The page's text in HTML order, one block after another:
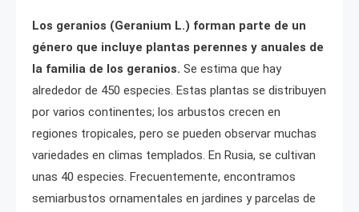
Los geranios (Geranium L.) forman parte de un
género que incluye plantas perennes y anuales de
la familia de los geranios. Se estima que hay
alrededor de 450 especies. Estas plantas se distribuyen
por varios continentes; los arbustos crecen en
regiones tropicales, pero se pueden observar muchas
variedades en climas templados. En Rusia, se cultivan
unas 40 especies. Frecuentemente, encontramos
semiarbustos ornamentales en jardines y parcelas de